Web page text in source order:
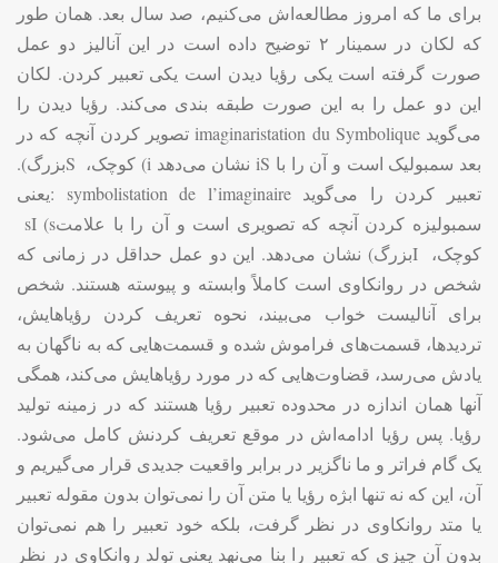
برای ما که امروز مطالعه‌اش می‌کنیم، صد سال بعد. همان طور
که لکان در سمینار ۲ توضیح داده است در این آنالیز دو عمل
صورت گرفته است یکی رؤیا دیدن است یکی تعبیر کردن. لکان
این دو عمل را به این صورت طبقه بندی می‌کند. رؤیا دیدن را
می‌گوید imaginaristation du Symbolique تصویر کردن آنچه که در
بعد سمبولیک است و آن را با iS نشان می‌دهد (i کوچک، Sبزرگ).
تعبیر کردن را می‌گوید : symbolistation de l’imaginaireیعنی
سمبولیزه کردن آنچه که تصویری است و آن را با علامتsI (s
کوچک،
Iبزرگ) نشان می‌دهد. این دو عمل حداقل در زمانی که
شخص در روانکاوی است کاملاً وابسته و پیوسته هستند. شخص
برای آنالیست خواب می‌بیند، نحوه تعریف کردن رؤیاهایش،
تردیدها، قسمت‌های فراموش شده و قسمت‌هایی که به ناگهان به
یادش می‌رسد، قضاوت‌هایی که در مورد رؤیاهایش می‌کند، همگی
آنها همان اندازه در محدوده تعبیر رؤیا هستند که در زمینه تولید
رؤیا. پس رؤیا ادامه‌اش در موقع تعریف کردنش کامل می‌شود.
یک گام فراتر و ما ناگزیر در برابر واقعیت جدیدی قرار می‌گیریم و
آن، این که نه تنها ابژه رؤیا یا متن آن را نمی‌توان بدون مقوله تعبیر
یا متد روانکاوی در نظر گرفت، بلکه خود تعبیر را هم نمی‌توان
بدون آن چیزی که تعبیر را بنا می‌نهد یعنی تولد روانکاوی در نظر